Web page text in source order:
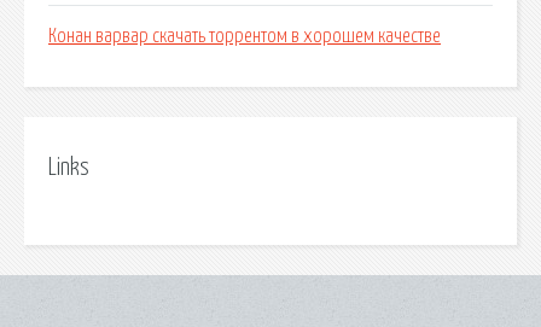
Конан варвар скачать торрентом в хорошем качестве
Links